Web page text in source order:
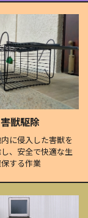
害獣駆除
に侵入した害獣を
、安全で快適な生
する作業